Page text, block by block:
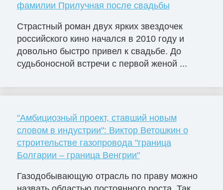
фамилии Прилучная после свадьбы
Страстный роман двух ярких звездочек
российского кино начался в 2010 году и
довольно быстро привел к свадьбе. До
судьбоносной встречи с первой женой ...
"Амбициозный проект, ставший новым
словом в индустрии": Виктор Ветошкин о
строительстве газопровода "граница
Болгарии – граница Венгрии"
Газодобывающую отрасль по праву можно